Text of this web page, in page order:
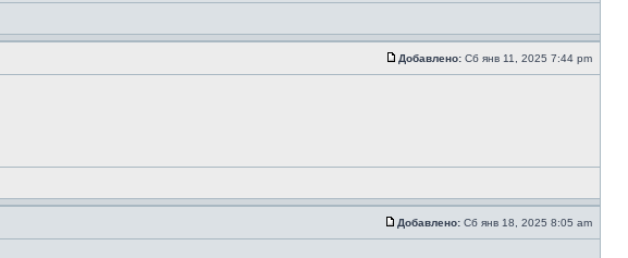
Добавлено: Сб янв 11, 2025 7:44 pm
Добавлено: Сб янв 18, 2025 8:05 am